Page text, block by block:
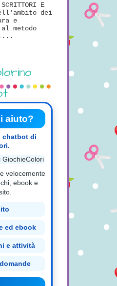
E
dei
e
metodo
aiuto?
chatbot di
velocemente
ebook e
ed ebook
e attività